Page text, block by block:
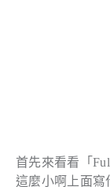
首先來看看「
這麼小啊上面寫